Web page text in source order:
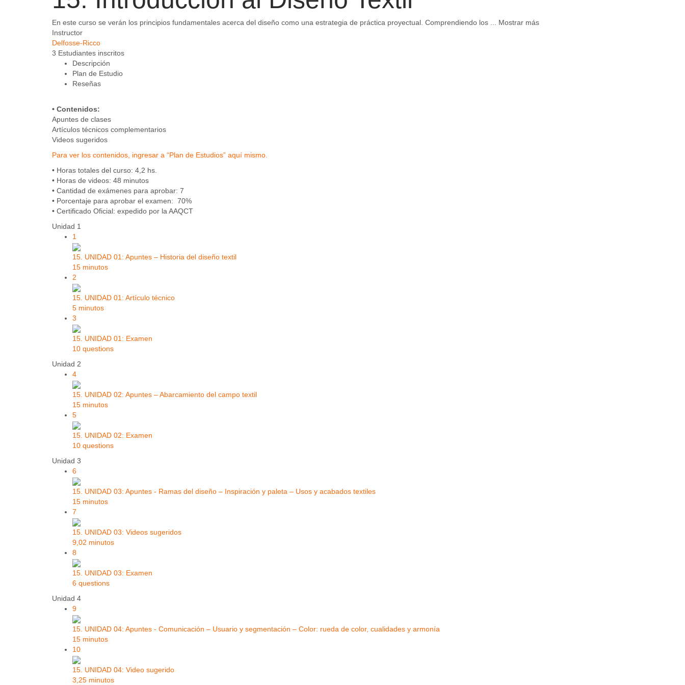
En este curso se verán los principios fundamentales acerca del diseño como una estrategia de práctica proyectual. Comprendiendo los
Mostrar más
Instructor
Delfosse-Ricco
3 Estudiantes inscritos
Descripción
Plan de Estudio
Reseñas
• Contenidos:
Apuntes de clases
Artículos técnicos complementarios
Videos sugeridos
Para ver los contenidos, ingresar a “Plan de Estudios” aquí mismo.
• Horas totales del curso: 4,2 hs.
• Horas de videos: 48 minutos
• Cantidad de exámenes para aprobar: 7
• Porcentaje para aprobar el examen: 70%
• Certificado Oficial: expedido por la AAQCT
Unidad 1
1
15. UNIDAD 01: Apuntes – Historia del diseño textil
15 minutos
2
15. UNIDAD 01: Artículo técnico
5 minutos
3
15. UNIDAD 01: Examen
10 questions
Unidad 2
4
15. UNIDAD 02: Apuntes – Abarcamiento del campo textil
15 minutos
5
15. UNIDAD 02: Examen
10 questions
Unidad 3
6
15. UNIDAD 03: Apuntes - Ramas del diseño – Inspiración y paleta – Usos y acabados textiles
15 minutos
7
15. UNIDAD 03: Videos sugeridos
9,02 minutos
8
15. UNIDAD 03: Examen
6 questions
Unidad 4
9
15. UNIDAD 04: Apuntes - Comunicación – Usuario y segmentación – Color: rueda de color, cualidades y armonía
15 minutos
10
15. UNIDAD 04: Video sugerido
3,25 minutos